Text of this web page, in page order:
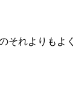
それよりもよく